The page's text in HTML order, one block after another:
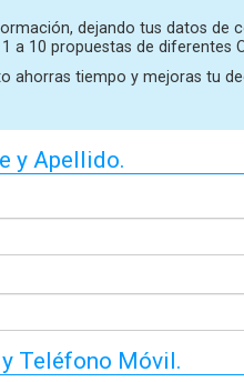
dejando tus datos de
a 10 propuestas de diferentes
ahorras tiempo y mejoras tu
y Apellido.
Teléfono Móvil.
de
en 2026? El